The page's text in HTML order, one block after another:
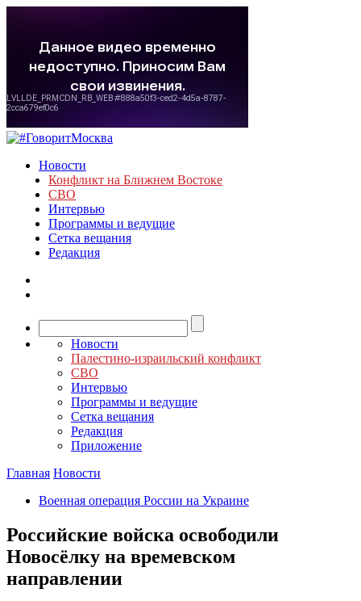
Новости
Конфликт на Ближнем Востоке
СВО
Интервью
Программы и ведущие
Сетка вещания
Редакция
Новости
Палестино-израильский конфликт
СВО
Интервью
Программы и ведущие
Сетка вещания
Редакция
Приложение
Главная Новости
Военная операция России на Украине
Российские войска освободили
Новосёлку на времевском
направлении